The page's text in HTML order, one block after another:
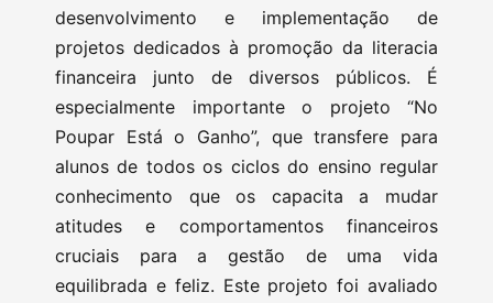
desenvolvimento e implementação de
projetos dedicados à promoção da literacia
financeira junto de diversos públicos. É
especialmente importante o projeto “No
Poupar Está o Ganho”, que transfere para
alunos de todos os ciclos do ensino regular
conhecimento que os capacita a mudar
atitudes e comportamentos financeiros
cruciais para a gestão de uma vida
equilibrada e feliz. Este projeto foi avaliado